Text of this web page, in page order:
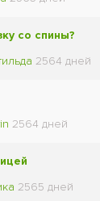
со спины?
2564 дней
2564 дней
2565 дней